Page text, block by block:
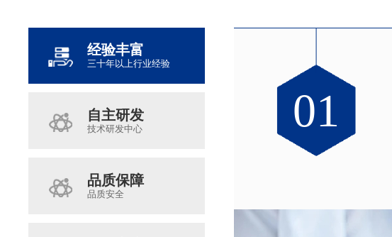
经验丰富
三十年以上行业经验
自主研发
技术研发中心
品质保障
品质安全
01
02
03
04